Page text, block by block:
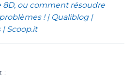
8D, ou comment résoudre
! | Qualiblog |
| Scoop.it
: